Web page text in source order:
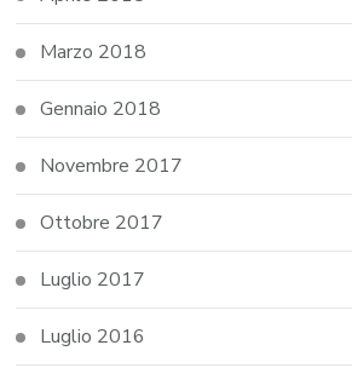
Marzo 2018
Gennaio 2018
Novembre 2017
Ottobre 2017
Luglio 2017
Luglio 2016